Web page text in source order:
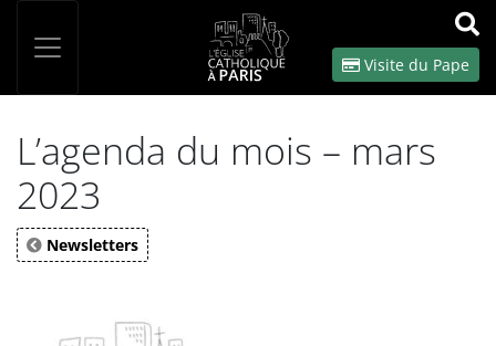
OK
Visite du Pape
L’agenda du mois – mars
2023
Newsletters
Panneau de gestion des cookies